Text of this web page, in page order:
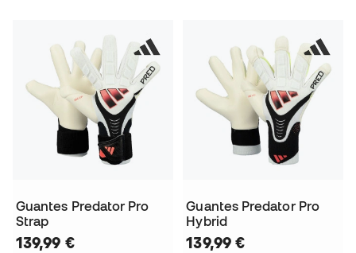
Guantes Predator Pro
Strap
139,99 €
Guantes Predator Pro
Hybrid
139,99 €